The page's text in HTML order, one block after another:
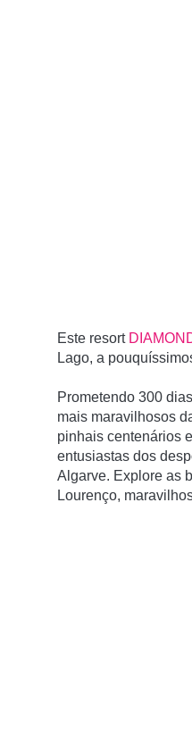
Este resort
Lago, a
Prometendo 300
mais maravilhosos
pinhais centenários
entusiastas dos
Algarve. Explore as
Lourenço,